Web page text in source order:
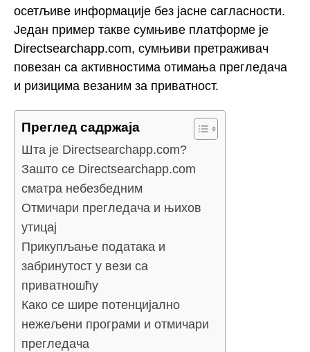
осетљиве информације без јасне сагласности.
Један пример такве сумњиве платформе је
Directsearchapp.com, сумњиви претраживач
повезан са активностима отимања прегледача
и ризицима везаним за приватност.
Преглед садржаја
Шта је Directsearchapp.com?
Зашто се Directsearchapp.com
сматра небезбедним
Отмичари прегледача и њихов
утицај
Прикупљање података и
забринутост у вези са
приватношћу
Како се шире потенцијално
нежељени програми и отмичари
прегледача